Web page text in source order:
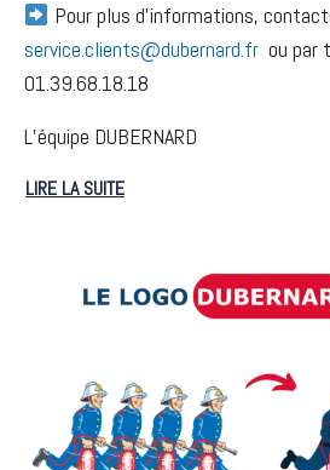
Pour plus d’informations,
service.clients@dubernard.fr ou par
01.39.68.18.18
L’équipe DUBERNARD
LIRE LA SUITE